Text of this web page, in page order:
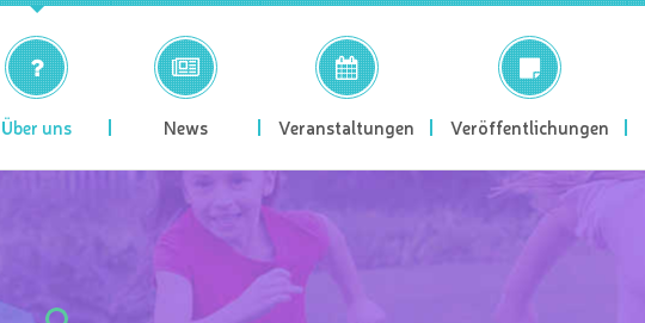
Über uns News Veranstaltungen Veröffentlichungen